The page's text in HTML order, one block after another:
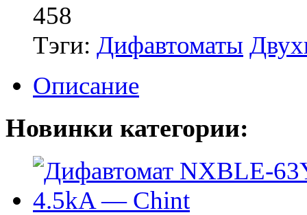
458
Тэги: Дифавтоматы
Описание
Новинки категории: